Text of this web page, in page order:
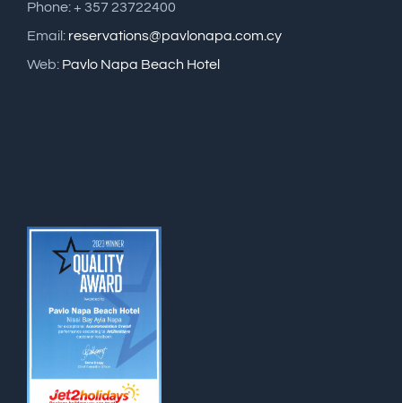
Phone: + 357 23722400
Email: reservations@pavlonapa.com.cy
Web: Pavlo Napa Beach Hotel